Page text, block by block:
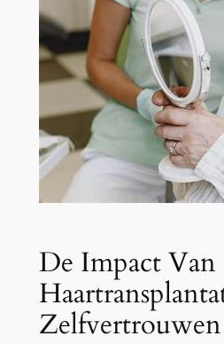
De Impact Van
Zelfvertrouwen